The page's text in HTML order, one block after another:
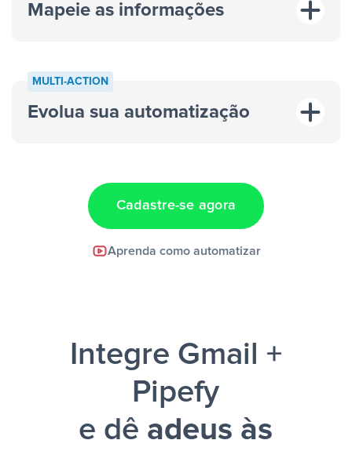
“A cada resposta em um anúncio”
Mapeie as informações
MULTI-ACTION
Evolua sua automatização
Cadastre-se agora
Aprenda como automatizar
Integre Gmail +
Pipefy
e dê adeus às